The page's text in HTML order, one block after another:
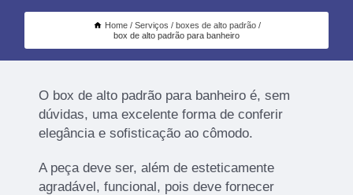
Home Serviços
boxes de alto padrão
box de alto padrão para banheiro
O box de alto padrão para banheiro é, sem
dúvidas, uma excelente forma de conferir
elegância e sofisticação ao cômodo.
A peça deve ser, além de esteticamente
agradável, funcional, pois deve fornecer